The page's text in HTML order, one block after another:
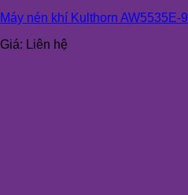
Máy nén khí Kulthorn AW5535E-9
Giá: Liên hệ